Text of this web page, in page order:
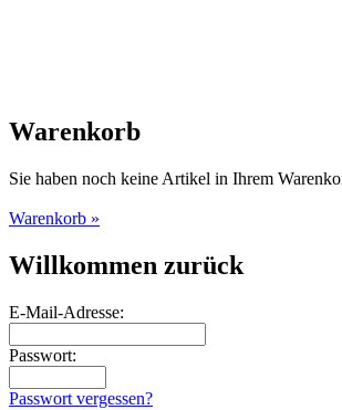
Warenkorb
Sie haben noch keine Artikel in Ihrem
Warenkorb »
Willkommen zurück
E-Mail-Adresse:
Passwort:
Passwort vergessen?